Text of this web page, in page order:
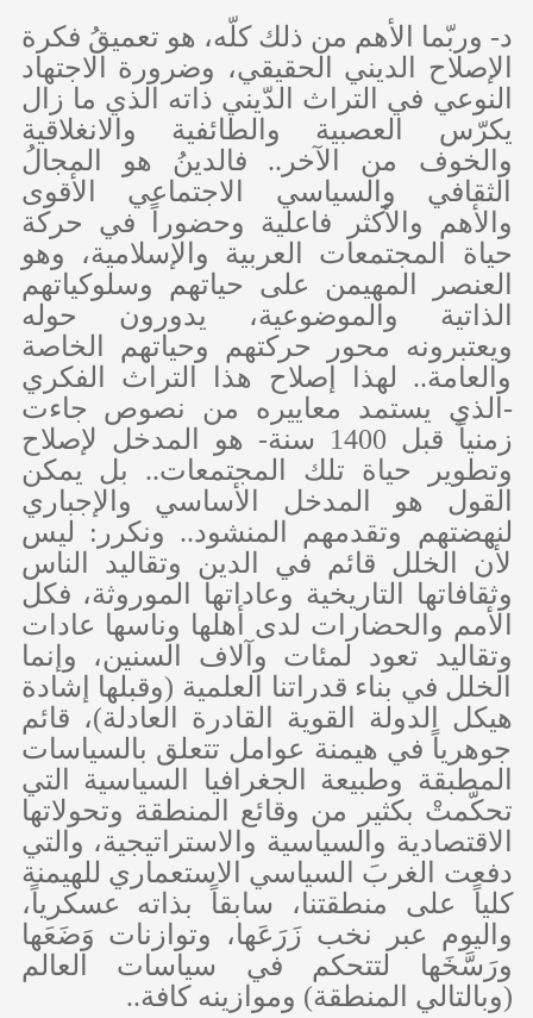
د- وربّما الأهم من ذلك كلّه، هو تعميقُ فكرة
الإصلاح الديني الحقيقي، وضرورة الاجتهاد
النوعي في التراث الدّيني ذاته الذي ما زال
يكرّس العصبية والطائفية والانغلاقية
والخوف من الآخر.. فالدينُ هو المجالُ
الثقافي والسياسي الاجتماعي الأقوى
والأهم والأكثر فاعلية وحضوراً في حركة
حياة المجتمعات العربية والإسلامية، وهو
العنصر المهيمن على حياتهم وسلوكياتهم
الذاتية والموضوعية، يدورون حوله
ويعتبرونه محور حركتهم وحياتهم الخاصة
والعامة.. لهذا إصلاح هذا التراث الفكري
-الذي يستمد معاييره من نصوص جاءت
زمنياً قبل 1400 سنة- هو المدخل لإصلاح
وتطوير حياة تلك المجتمعات.. بل يمكن
القول هو المدخل الأساسي والإجباري
لنهضتهم وتقدمهم المنشود.. ونكرر: ليس
لأن الخلل قائم في الدين وتقاليد الناس
وثقافاتها التاريخية وعاداتها الموروثة، فكل
الأمم والحضارات لدى أهلها وناسها عادات
وتقاليد تعود لمئات وآلاف السنين، وإنما
الخلل في بناء قدراتنا العلمية (وقبلها إشادة
هيكل الدولة القوية القادرة العادلة)، قائم
جوهرياً في هيمنة عوامل تتعلق بالسياسات
المطبقة وطبيعة الجغرافيا السياسية التي
تحكّمتْ بكثير من وقائع المنطقة وتحولاتها
الاقتصادية والسياسية والاستراتيجية، والتي
دفعت الغربَ السياسي الاستعماري للهيمنة
كلياً على منطقتنا، سابقاً بذاته عسكرياً،
واليوم عبر نخب زَرَعَها، وتوازنات وَضَعَها
ورَسَّخَها لتتحكم في سياسات العالم
(وبالتالي المنطقة) وموازينه كافة..